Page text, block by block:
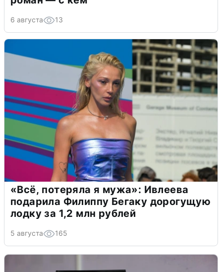
6 августа 13
«Всё, потеряла я мужа»: Ивлеева
подарила Филиппу Бегаку дорогущую
лодку за 1,2 млн рублей
5 августа 165